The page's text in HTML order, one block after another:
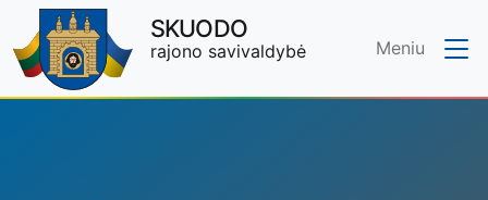
Skip to main content
SKUODO
rajono savivaldybė Meniu